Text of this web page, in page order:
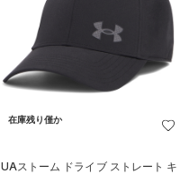
在庫残り僅か
UAストーム ドライブ ストレート キ